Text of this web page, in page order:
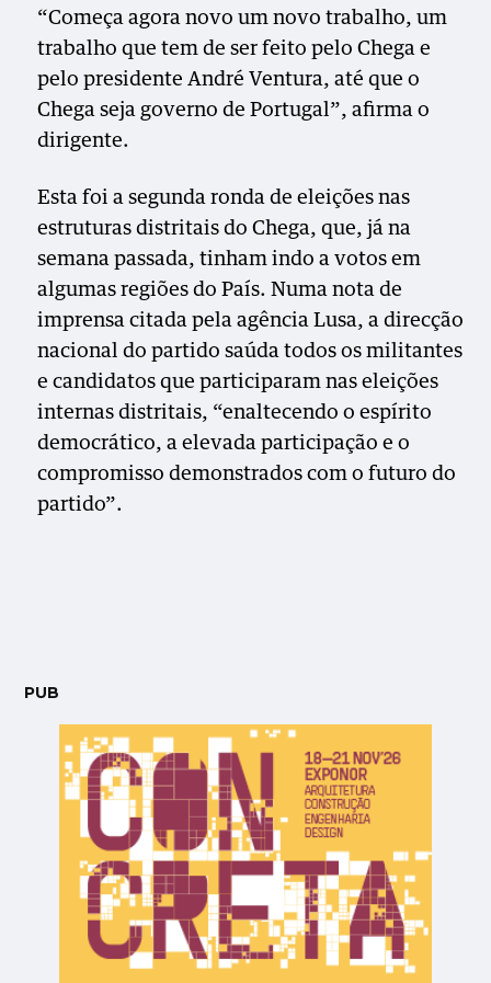
“Começa agora novo um novo trabalho, um
trabalho que tem de ser feito pelo Chega e
pelo presidente André Ventura, até que o
Chega seja governo de Portugal”, afirma o
dirigente.
Esta foi a segunda ronda de eleições nas
estruturas distritais do Chega, que, já na
semana passada, tinham indo a votos em
algumas regiões do País. Numa nota de
imprensa citada pela agência Lusa, a direcção
nacional do partido saúda todos os militantes
e candidatos que participaram nas eleições
internas distritais, “enaltecendo o espírito
democrático, a elevada participação e o
compromisso demonstrados com o futuro do
partido”.
PUB